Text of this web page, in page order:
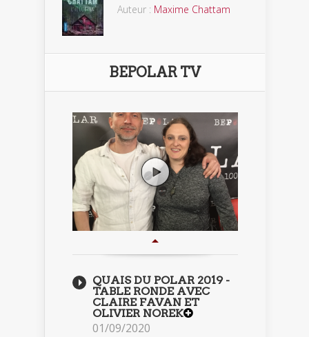
Auteur : Maxime Chattam
BEPOLAR TV
QUAIS DU POLAR 2019 -
TABLE RONDE AVEC
CLAIRE FAVAN ET
OLIVIER NOREK
01/09/2020